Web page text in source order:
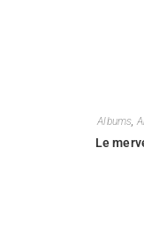
Albums
Le